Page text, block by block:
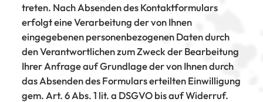
treten. Nach Absenden des Kontaktformulars
erfolgt eine Verarbeitung der von Ihnen
eingegebenen personenbezogenen Daten durch
den Verantwortlichen zum Zweck der Bearbeitung
Ihrer Anfrage auf Grundlage der von Ihnen durch
das Absenden des Formulars erteilten Einwilligung
gem. Art. 6 Abs. 1 lit. a DSGVO bis auf Widerruf.